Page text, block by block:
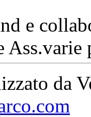
e
Ass.varie
da